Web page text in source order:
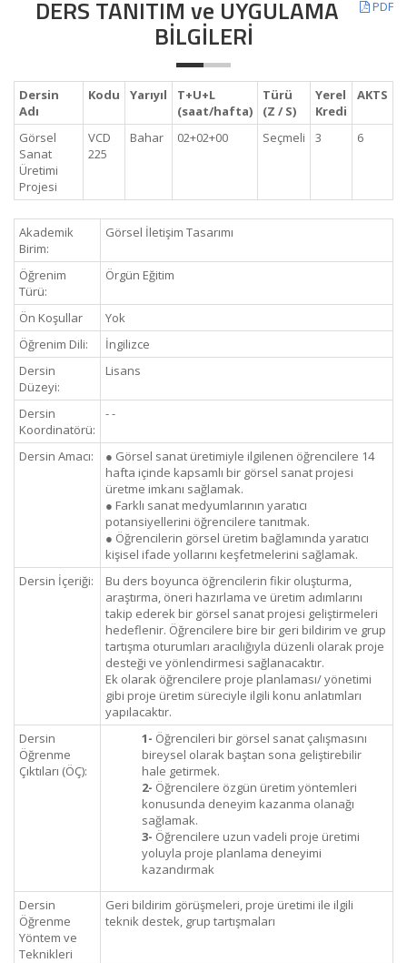
PDF
DERS TANITIM ve UYGULAMA
BİLGİLERİ
Dersin
Adı
Kodu Yarıyıl
T+U+L
(saat/hafta)
Türü
(Z / S)
Yerel
Kredi
AKTS
Görsel
Sanat
Üretimi
Projesi
VCD
225
Bahar 02+02+00 Seçmeli 3 6
Akademik
Birim:
Görsel İletişim Tasarımı
Öğrenim
Türü:
Örgün Eğitim
Ön Koşullar
Yok
Öğrenim Dili:
İngilizce
Dersin
Düzeyi:
Lisans
Dersin
Koordinatörü:
- -
Dersin Amacı:
● Görsel sanat üretimiyle ilgilenen öğrencilere 14
hafta içinde kapsamlı bir görsel sanat projesi
üretme imkanı sağlamak.
● Farklı sanat medyumlarının yaratıcı
potansiyellerini öğrencilere tanıtmak.
● Öğrencilerin görsel üretim bağlamında yaratıcı
kişisel ifade yollarını keşfetmelerini sağlamak.
Dersin İçeriği:
Bu ders boyunca öğrencilerin fikir oluşturma,
araştırma, öneri hazırlama ve üretim adımlarını
takip ederek bir görsel sanat projesi geliştirmeleri
hedeflenir. Öğrencilere bire bir geri bildirim ve grup
tartışma oturumları aracılığıyla düzenli olarak proje
desteği ve yönlendirmesi sağlanacaktır.
Ek olarak öğrencilere proje planlaması/ yönetimi
gibi proje üretim süreciyle ilgili konu anlatımları
yapılacaktır.
Dersin
Öğrenme
Çıktıları (ÖÇ):
1- Öğrencileri bir görsel sanat çalışmasını
bireysel olarak baştan sona geliştirebilir
hale getirmek.
2- Öğrencilere özgün üretim yöntemleri
konusunda deneyim kazanma olanağı
sağlamak.
3- Öğrencilere uzun vadeli proje üretimi
yoluyla proje planlama deneyimi
kazandırmak
Dersin
Öğrenme
Yöntem ve
Teknikleri
Geri bildirim görüşmeleri, proje üretimi ile ilgili
teknik destek, grup tartışmaları